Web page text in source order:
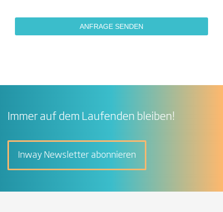
Immer auf dem Laufenden bleiben!
Inway Newsletter abonnieren